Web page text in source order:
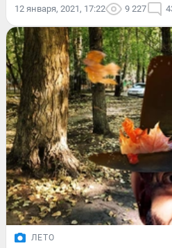
12 января, 2021, 17:22 9 227
ЛЕТО